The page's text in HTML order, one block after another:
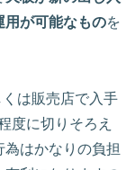
用が可能なものを
は販売店で入手
度に切りそろえ
はかなりの負担